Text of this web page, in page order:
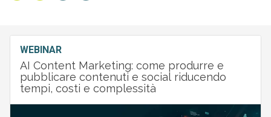
WEBINAR
AI Content Marketing: come produrre e
pubblicare contenuti e social riducendo
tempi, costi e complessità